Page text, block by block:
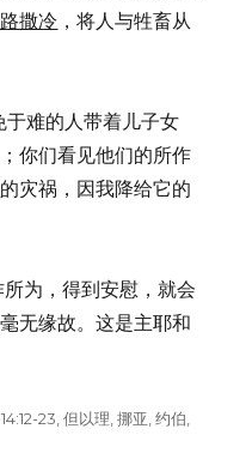
撒冷 ，将人与牲畜从
难的人带着儿子女
你们看见他们的所作
的灾祸，因我降给它的
为，得到安慰，就会
无缘故。这是主耶和
23 ,但以理 ,挪亚 ,约伯